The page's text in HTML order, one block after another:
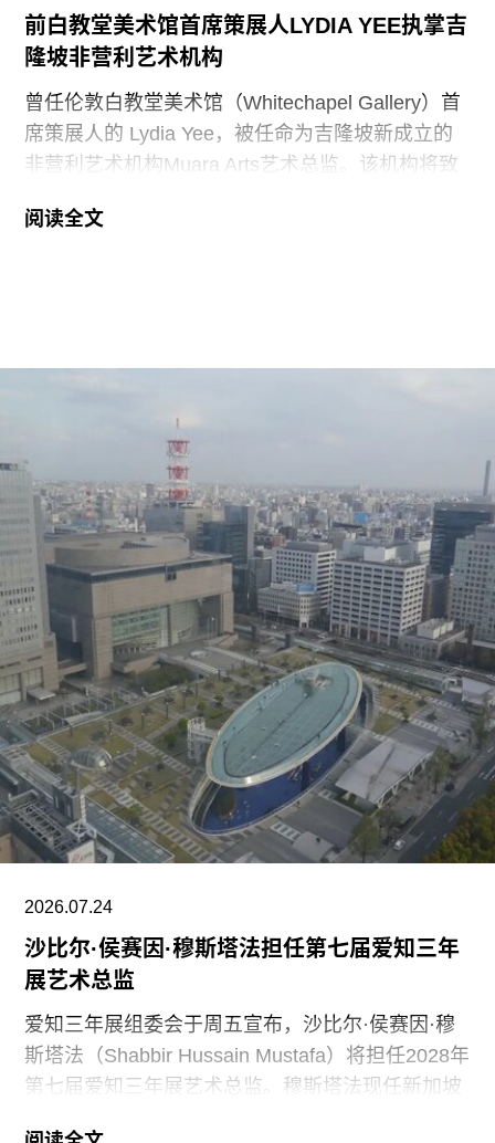
他公共场所设置临时展览或标识，以纠正博物馆内
呈现的不准确信息”。
史密森尼学会尚未就行政令发表公开评论。上周，
哈蒂格出席了一场国会听证会，期间
前白教堂美术馆首席策展人LYDIA YEE执掌吉
隆坡非营利艺术机构
曾任伦敦白教堂美术馆（Whitechapel Gallery）首
席策展人的 Lydia Yee，被任命为吉隆坡新成立的
非营利艺术机构Muara Arts艺术总监。该机构将致
正式开幕。与美术馆配套建设的一座表演艺术剧场
生河（Klang River）交汇处。美术馆将利用经过改
该机构由律师尚蒂·坎迪亚（Shanthi Kandiah）与
私募股权投资人布拉马尔·瓦苏德万（Brahmal
Vasudevan）共同创立，并由两人于2010年成立的
马来西亚非营利组织Creador Foundation负责运
营。
在新职位上，Yee将运用其策划现当代艺术展览的
丰富经验，负责Muara Arts的展览规划、空间布局
及整体艺术发展方向。11月1日，Muara Arts将以
群展“东南亚艺术 A-Z：一部批判性词典”（A–Z of
Southeast Asian Art: A Critical Dictionary） 正式向
公众开放。展览将汇集40余位艺术家的作品，涵盖
纺织、装置、影像、绘画、雕塑等多种创作媒介。
阅读全文
2026.07.24
沙比尔·侯赛因·穆斯塔法担任第七届爱知三年
展艺术总监
爱知三年展组委会于周五宣布，沙比尔·侯赛因·穆
斯塔法（Shabbir Hussain Mustafa）将担任2028年
第七届爱知三年展艺术总监。穆斯塔法现任新加坡